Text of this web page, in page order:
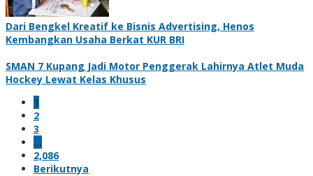
Dari Bengkel Kreatif ke Bisnis Advertising, Henos
Kembangkan Usaha Berkat KUR BRI
SMAN 7 Kupang Jadi Motor Penggerak Lahirnya Atlet Muda
Hockey Lewat Kelas Khusus
1
2
3
…
2,086
Berikutnya